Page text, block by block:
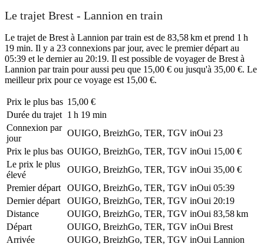
Le trajet Brest - Lannion en train
Le trajet de Brest à Lannion par train est de 83,58 km et prend 1 h
19 min. Il y a 23 connexions par jour, avec le premier départ au
05:39 et le dernier au 20:19. Il est possible de voyager de Brest à
Lannion par train pour aussi peu que 15,00 € ou jusqu'à 35,00 €. Le
meilleur prix pour ce voyage est 15,00 €.
Prix ​​le plus bas 15,00 €
Durée du trajet 1 h 19 min
Connexion par
jour
OUIGO, BreizhGo, TER, TGV inOui 23
Prix ​​le plus bas OUIGO, BreizhGo, TER, TGV inOui 15,00 €
Le prix le plus
élevé
OUIGO, BreizhGo, TER, TGV inOui 35,00 €
Premier départ
OUIGO, BreizhGo, TER, TGV inOui 05:39
Dernier départ
OUIGO, BreizhGo, TER, TGV inOui 20:19
Distance
OUIGO, BreizhGo, TER, TGV inOui 83,58 km
Départ
OUIGO, BreizhGo, TER, TGV inOui Brest
Arrivée
OUIGO, BreizhGo, TER, TGV inOui Lannion